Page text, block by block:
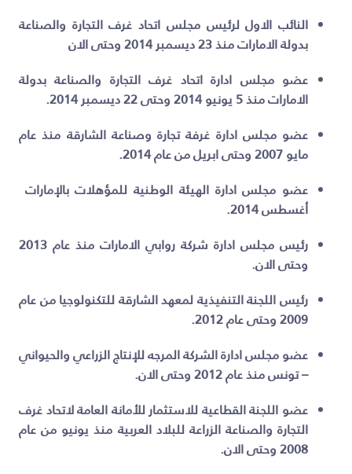
النائب الاول لرئيس مجلس اتحاد غرف التجارة والصناعة
بدولة الامارات منذ 23 ديسمبر 2014 وحتى الان
عضو مجلس ادارة اتحاد غرف التجارة والصناعة بدولة
الامارات منذ 5 يونيو 2014 وحتى 22 ديسمبر 2014.
عضو مجلس ادارة غرفة تجارة وصناعة الشارقة منذ عام
مايو 2007 وحتى ابريل من عام 2014.
عضو مجلس ادارة الهيئة الوطنية للمؤهلات بالإمارات
أغسطس 2014.
رئيس مجلس ادارة شركة روابي الامارات منذ عام 2013
وحتى الان.
رئيس اللجنة التنفيذية لمعهد الشارقة للتكنولوجيا من عام
2009 وحتى عام 2012.
عضو مجلس ادارة الشركة المرجه للإنتاج الزراعي والحيواني
– تونس منذ عام 2012 وحتى الان.
عضو اللجنة القطاعية للاستثمار للأمانة العامة لاتحاد غرف
التجارة والصناعة الزراعة للبلاد العربية منذ يونيو من عام
2008 وحتى الان.